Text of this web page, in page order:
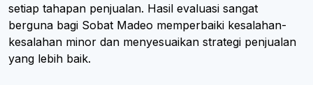
setiap tahapan penjualan. Hasil evaluasi sangat
berguna bagi Sobat Madeo memperbaiki kesalahan-
kesalahan minor dan menyesuaikan strategi penjualan
yang lebih baik.